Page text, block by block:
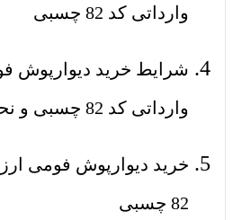
وارداتی کد 82 چسبی
شرایط خرید دیوارپوش
وارداتی کد 82 چسبی و نحوه ارسال
خرید دیوارپوش فومی
82 چسبی